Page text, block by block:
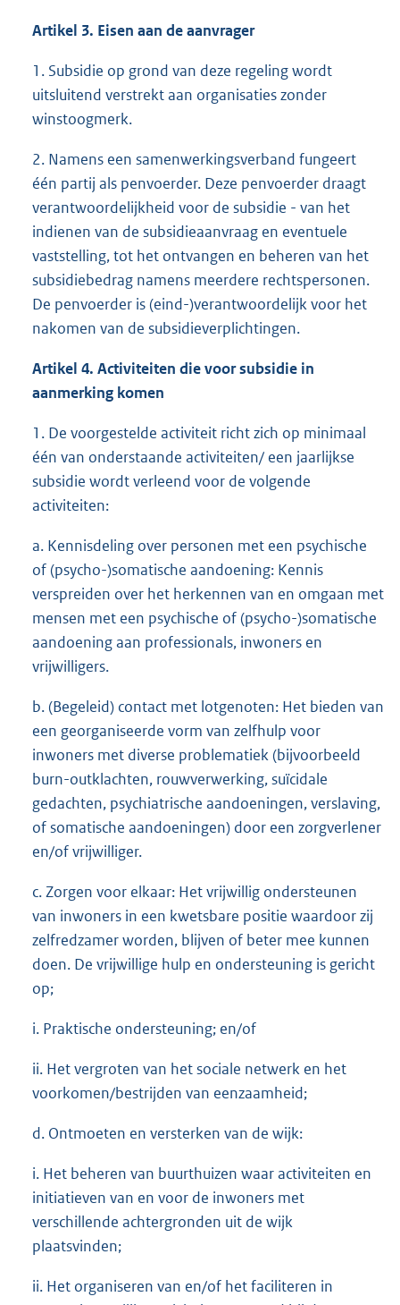
Artikel 3. Eisen aan de aanvrager
1. Subsidie op grond van deze regeling wordt
uitsluitend verstrekt aan organisaties zonder
winstoogmerk.
2. Namens een samenwerkingsverband fungeert
één partij als penvoerder. Deze penvoerder draagt
verantwoordelijkheid voor de subsidie - van het
indienen van de subsidieaanvraag en eventuele
vaststelling, tot het ontvangen en beheren van het
subsidiebedrag namens meerdere rechtspersonen.
De penvoerder is (eind-)verantwoordelijk voor het
nakomen van de subsidieverplichtingen.
Artikel 4. Activiteiten die voor subsidie in
aanmerking komen
1. De voorgestelde activiteit richt zich op minimaal
één van onderstaande activiteiten/ een jaarlijkse
subsidie wordt verleend voor de volgende
activiteiten:
a. Kennisdeling over personen met een psychische
of (psycho-)somatische aandoening: Kennis
verspreiden over het herkennen van en omgaan met
mensen met een psychische of (psycho-)somatische
aandoening aan professionals, inwoners en
vrijwilligers.
b. (Begeleid) contact met lotgenoten: Het bieden van
een georganiseerde vorm van zelfhulp voor
inwoners met diverse problematiek (bijvoorbeeld
burn-outklachten, rouwverwerking, suïcidale
gedachten, psychiatrische aandoeningen, verslaving,
of somatische aandoeningen) door een zorgverlener
en/of vrijwilliger.
c. Zorgen voor elkaar: Het vrijwillig ondersteunen
van inwoners in een kwetsbare positie waardoor zij
zelfredzamer worden, blijven of beter mee kunnen
doen. De vrijwillige hulp en ondersteuning is gericht
op;
i. Praktische ondersteuning; en/of
ii. Het vergroten van het sociale netwerk en het
voorkomen/bestrijden van eenzaamheid;
d. Ontmoeten en versterken van de wijk:
i. Het beheren van buurthuizen waar activiteiten en
initiatieven van en voor de inwoners met
verschillende achtergronden uit de wijk
plaatsvinden;
ii. Het organiseren van en/of het faciliteren in